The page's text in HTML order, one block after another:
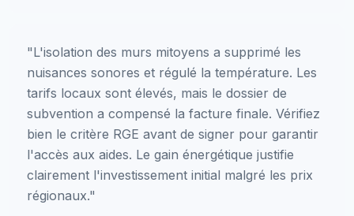
"L'isolation des murs mitoyens a supprimé les
nuisances sonores et régulé la température. Les
tarifs locaux sont élevés, mais le dossier de
subvention a compensé la facture finale. Vérifiez
bien le critère RGE avant de signer pour garantir
l'accès aux aides. Le gain énergétique justifie
clairement l'investissement initial malgré les prix
régionaux."